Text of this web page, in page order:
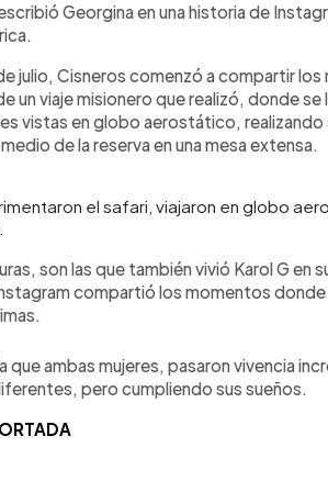
Georgina en una historia de
julio, Cisneros comenzó a compartir los
un viaje misionero que realizó, donde
vistas en globo aerostático,
de la reserva en una mesa extensa.
el safari, viajaron en globo
son las que también vivió Karol G en
compartió los momentos donde
que ambas mujeres, pasaron vivencia
pero cumpliendo sus sueños.